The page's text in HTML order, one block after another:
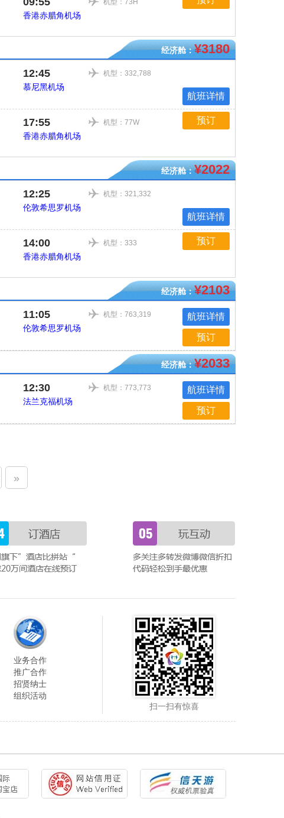
香港赤腊角机场
机型：73H
经济舱：¥3180
12:45
慕尼黑机场
机型：332,788
航班详情
17:55
香港赤腊角机场
机型：77W 预订
经济舱：¥2022
12:25
伦敦希思罗机场
机型：321,332
航班详情
14:00
香港赤腊角机场
机型：333 预订
经济舱：¥2103
11:05
伦敦希思罗机场
机型：763,319 航班详情
预订
经济舱：¥2033
12:30
法兰克福机场
机型：773,773 航班详情
预订
»
业务合作
推广合作
招贤纳士
组织活动
扫一扫有惊喜